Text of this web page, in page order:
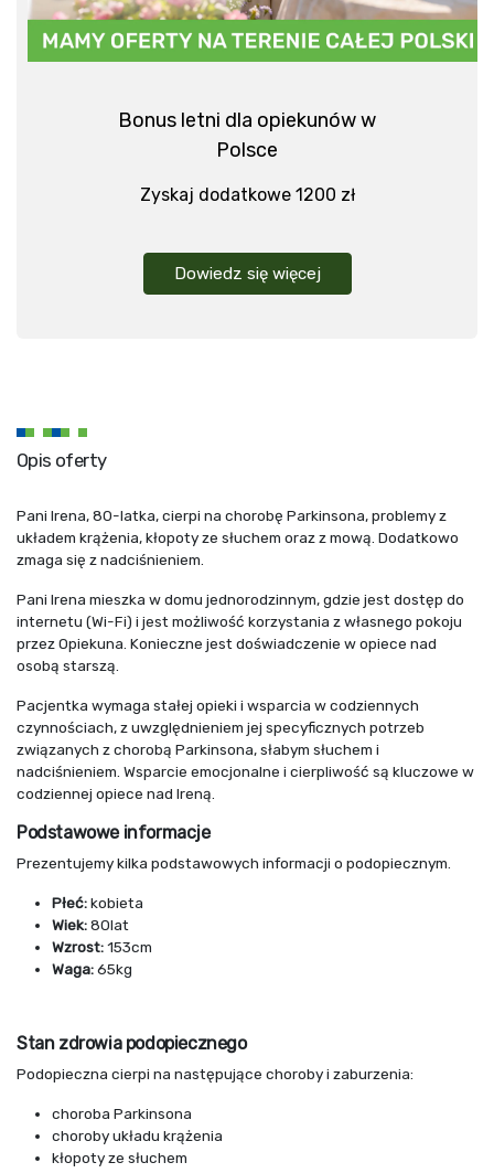
Bonus letni dla opiekunów w
Polsce
Zyskaj dodatkowe 1200 zł
Dowiedz się więcej
Opis oferty
Pani Irena, 80-latka, cierpi na chorobę Parkinsona, problemy z
układem krążenia, kłopoty ze słuchem oraz z mową. Dodatkowo
zmaga się z nadciśnieniem.
Pani Irena mieszka w domu jednorodzinnym, gdzie jest dostęp do
internetu (Wi-Fi) i jest możliwość korzystania z własnego pokoju
przez Opiekuna. Konieczne jest doświadczenie w opiece nad
osobą starszą.
Pacjentka wymaga stałej opieki i wsparcia w codziennych
czynnościach, z uwzględnieniem jej specyficznych potrzeb
związanych z chorobą Parkinsona, słabym słuchem i
nadciśnieniem. Wsparcie emocjonalne i cierpliwość są kluczowe w
codziennej opiece nad Ireną.
Podstawowe informacje
Prezentujemy kilka podstawowych informacji o podopiecznym.
Płeć:kobieta
Wiek:80lat
Wzrost:153cm
Waga:65kg
Stan zdrowia podopiecznego
Podopieczna cierpi na następujące choroby i zaburzenia:
choroba Parkinsona
choroby układu krążenia
kłopoty ze słuchem